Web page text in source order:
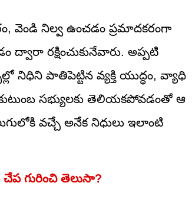
వెండి నిల్వ ఉంచడం ప్రమాదకరంగా
రక్షించుకునేవారు. అప్పటి
నిధిని పాతిపెట్టిన వ్యక్తి యుద్ధం, వ్యాధి
సభ్యులకు తెలియకపోవడంతో ఆ
వచ్చే అనేక నిధులు ఇలాంటి
చేప గురించి తెలుసా?